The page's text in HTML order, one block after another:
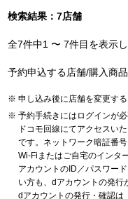
検索結果：7店舗
全7件中1 〜 7件目を表示
予約申込する店舗/購入商
申し込み後に店舗を変更する
予約手続きにはログインが必
ドコモ回線にてアクセスい
です。ネットワーク暗証番
Wi-Fiまたはご自宅のインタ
アカウントのID／パスワー
い方も、dアカウントの発行
dアカウントの発行・確認は